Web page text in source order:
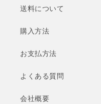
送料について
購入方法
お支払方法
よくある質問
会社概要